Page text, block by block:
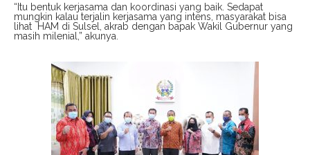
“Itu bentuk kerjasama dan koordinasi yang baik. Sedapat
mungkin kalau terjalin kerjasama yang intens, masyarakat bisa
lihat HAM di Sulsel, akrab dengan bapak Wakil Gubernur yang
masih milenial,” akunya.